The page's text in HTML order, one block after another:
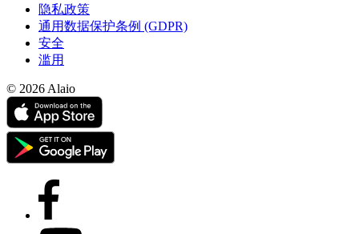
隐私政策
通用数据保护条例 (GDPR)
安全
滥用
© 2026 Alaio